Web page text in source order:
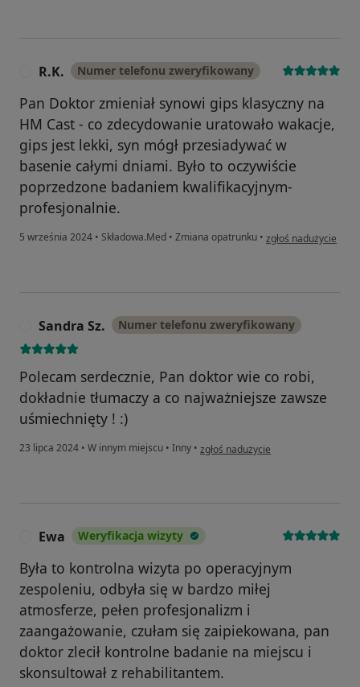
R.K. Numer telefonu zweryfikowany
Pan Doktor zmieniał synowi gips klasyczny na
HM Cast - co zdecydowanie uratowało wakacje,
gips jest lekki, syn mógł przesiadywać w
basenie całymi dniami. Było to oczywiście
poprzedzone badaniem kwalifikacyjnym-
profesjonalnie.
5 września 2024 • Składowa.Med • Zmiana opatrunku • w opinii użytkownika
zgłoś nadużycie
Sandra Sz. Numer telefonu zweryfikowany
Polecam serdecznie, Pan doktor wie co robi,
dokładnie tłumaczy a co najważniejsze zawsze
uśmiechnięty ! :)
23 lipca 2024 • W innym miejscu • Inny • w opinii użytkownika Sandra Sz.
zgłoś nadużycie
Ewa Weryfikacja wizyty
Była to kontrolna wizyta po operacyjnym
zespoleniu, odbyła się w bardzo miłej
atmosferze, pełen profesjonalizm i
zaangażowanie, czułam się zaipiekowana, pan
doktor zlecił kontrolne badanie na miejscu i
skonsultował z rehabilitantem.